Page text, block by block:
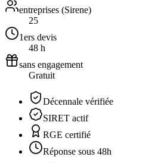
entreprises (Sirene)
25
1ers devis
48 h
sans engagement
Gratuit
Décennale vérifiée
SIRET actif
RGE certifié
Réponse sous 48h